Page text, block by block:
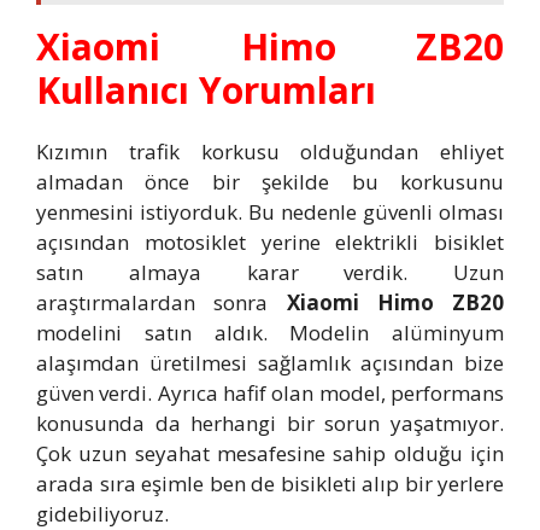
Xiaomi Himo ZB20
Kullanıcı Yorumları
Kızımın trafik korkusu olduğundan ehliyet
almadan önce bir şekilde bu korkusunu
yenmesini istiyorduk. Bu nedenle güvenli olması
açısından motosiklet yerine elektrikli bisiklet
satın almaya karar verdik. Uzun
araştırmalardan sonra Xiaomi Himo ZB20
modelini satın aldık. Modelin alüminyum
alaşımdan üretilmesi sağlamlık açısından bize
güven verdi. Ayrıca hafif olan model, performans
konusunda da herhangi bir sorun yaşatmıyor.
Çok uzun seyahat mesafesine sahip olduğu için
arada sıra eşimle ben de bisikleti alıp bir yerlere
gidebiliyoruz.